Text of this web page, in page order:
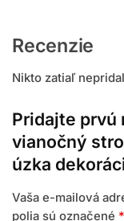
Recenzie
Nikto zatiaľ
Pridajte prvú
vianočný
úzka
Vaša e-mailová
polia sú označené *